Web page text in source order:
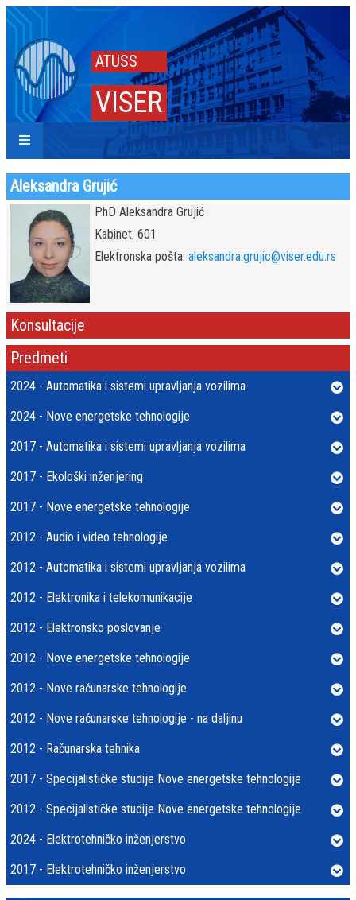
ATUSS
VISER
Aleksandra Grujić
PhD Aleksandra Grujić
Kabinet: 601
Elektronska pošta: aleksandra.grujic@viser.edu.rs
Konsultacije
Predmeti
2024 - Automatika i sistemi upravljanja vozilima
2024 - Nove energetske tehnologije
2017 - Automatika i sistemi upravljanja vozilima
2017 - Ekološki inženjering
2017 - Nove energetske tehnologije
2012 - Audio i video tehnologije
2012 - Automatika i sistemi upravljanja vozilima
2012 - Elektronika i telekomunikacije
2012 - Elektronsko poslovanje
2012 - Nove energetske tehnologije
2012 - Nove računarske tehnologije
2012 - Nove računarske tehnologije - na daljinu
2012 - Računarska tehnika
2017 - Specijalističke studije Nove energetske tehnologije
2012 - Specijalističke studije Nove energetske tehnologije
2024 - Elektrotehničko inženjerstvo
2017 - Elektrotehničko inženjerstvo